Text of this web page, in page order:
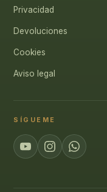
Privacidad
Devoluciones
Cookies
Aviso legal
SÍGUEME